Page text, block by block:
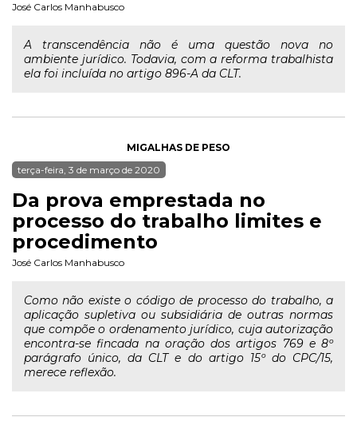
José Carlos Manhabusco
A transcendência não é uma questão nova no
ambiente jurídico. Todavia, com a reforma trabalhista
ela foi incluída no artigo 896-A da CLT.
MIGALHAS DE PESO
terça-feira, 3 de março de 2020
Da prova emprestada no
processo do trabalho limites e
procedimento
José Carlos Manhabusco
Como não existe o código de processo do trabalho, a
aplicação supletiva ou subsidiária de outras normas
que compõe o ordenamento jurídico, cuja autorização
encontra-se fincada na oração dos artigos 769 e 8º
parágrafo único, da CLT e do artigo 15º do CPC/15,
merece reflexão.